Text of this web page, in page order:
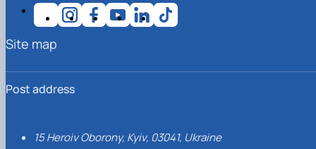
Post address
15 Heroiv Oborony, Kyiv, 03041, Ukraine
Site map